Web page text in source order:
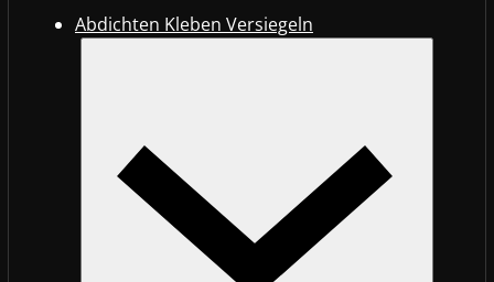
Abdichten Kleben Versiegeln